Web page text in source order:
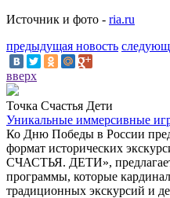
Источник и фото - ria.ru
предыдущая новость
вверх
Точка Счастья Дети
Уникальные иммерсивные
Ко Дню Победы в России
формат исторических
СЧАСТЬЯ. ДЕТИ»,
программы, которые
традиционных экскурсий и